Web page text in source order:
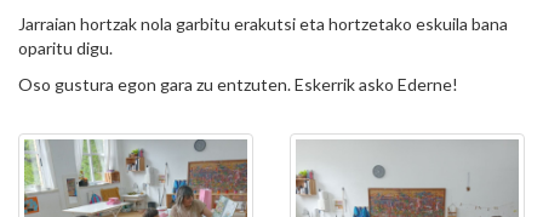
Jarraian hortzak nola garbitu erakutsi eta hortzetako eskuila bana
oparitu digu.
Oso gustura egon gara zu entzuten. Eskerrik asko Ederne!